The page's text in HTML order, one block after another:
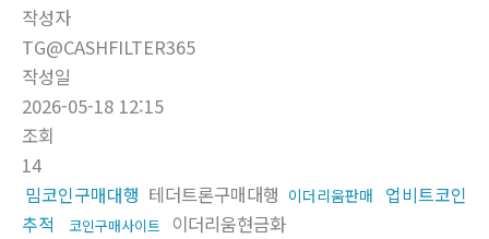
작성자
TG@CASHFILTER365
작성일
2026-05-18 12:15
조회
14
밈코인구매대행 테더트론구매대행 이더리움판매
업비트코인
추적
코인구매사이트 이더리움현금화